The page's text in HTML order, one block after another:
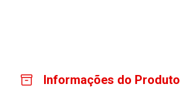
Informações do Produto